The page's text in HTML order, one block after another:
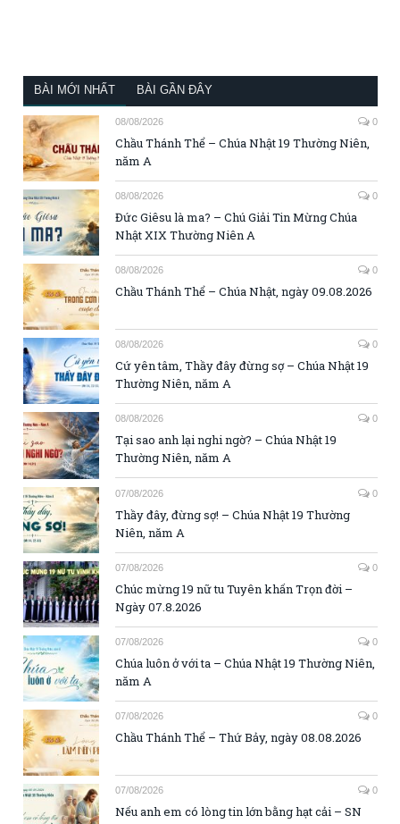
BÀI MỚI NHẤT BÀI GẦN ĐÂY
08/08/2026 0
Chầu Thánh Thể – Chúa Nhật 19 Thường Niên,
năm A
08/08/2026 0
Đức Giêsu là ma? – Chú Giải Tin Mừng Chúa
Nhật XIX Thường Niên A
08/08/2026 0
Chầu Thánh Thể – Chúa Nhật, ngày 09.08.2026
08/08/2026 0
Cứ yên tâm, Thầy đây đừng sợ – Chúa Nhật 19
Thường Niên, năm A
08/08/2026 0
Tại sao anh lại nghi ngờ? – Chúa Nhật 19
Thường Niên, năm A
07/08/2026 0
Thầy đây, đừng sợ! – Chúa Nhật 19 Thường
Niên, năm A
07/08/2026 0
Chúc mừng 19 nữ tu Tuyên khấn Trọn đời –
Ngày 07.8.2026
07/08/2026 0
Chúa luôn ở với ta – Chúa Nhật 19 Thường Niên,
năm A
07/08/2026 0
Chầu Thánh Thể – Thứ Bảy, ngày 08.08.2026
07/08/2026 0
Nếu anh em có lòng tin lớn bằng hạt cải – SN